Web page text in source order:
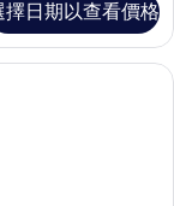
擇日期以查看價格
加大雙人床 | 書桌、免